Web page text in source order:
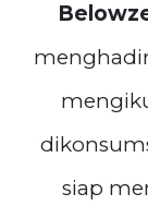
siap